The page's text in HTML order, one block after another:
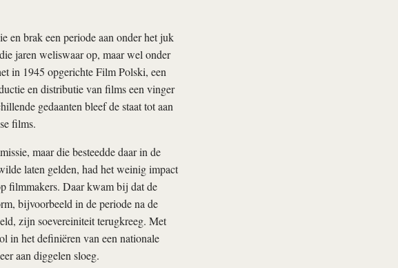
en brak een periode aan onder het juk
jaren weliswaar op, maar wel onder
in 1945 opgerichte Film Polski, een
en distributie van films een vinger
gedaanten bleef de staat tot aan
films.
maar die besteedde daar in de
laten gelden, had het weinig impact
filmmakers. Daar kwam bij dat de
bijvoorbeeld in de periode na de
zijn soevereiniteit terugkreeg. Met
in het definiëren van een nationale
aan diggelen sloeg.